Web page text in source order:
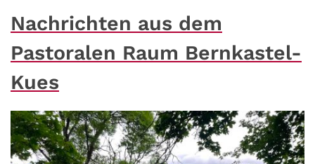
Nachrichten aus dem
Pastoralen Raum Bernkastel-
Kues